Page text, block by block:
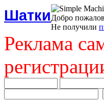
ШаткиДобро
Не получили
Реклама